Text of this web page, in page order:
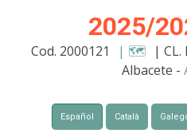
2025/
Cod. 2000121 | 🗺️ | CL.
Albacete -
Español Català